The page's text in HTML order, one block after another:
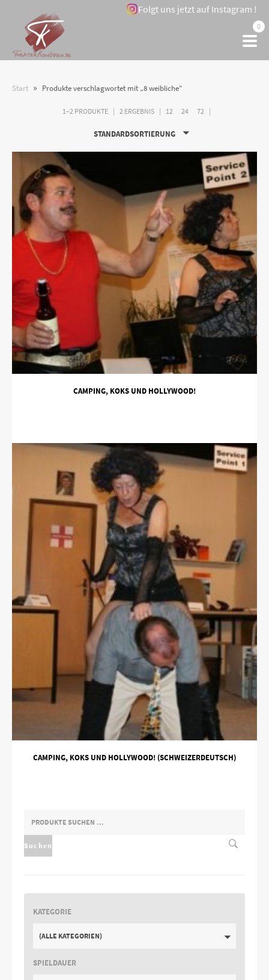
Folgt uns jetzt auf Instagram !
0
Start » Produkte verschlagwortet mit „8 weibliche“
1–2 PRODUKTE 2 ERGEBNIS 12 24 72
STANDARDSORTIERUNG
CAMPING, KOKS UND HOLLYWOOD!
CAMPING, KOKS UND HOLLYWOOD! (SCHWEIZERDEUTSCH)
SUCHEN
NACH:
Suchen
KATEGORIE
(ALLE KATEGORIEN)
SPIELDAUER